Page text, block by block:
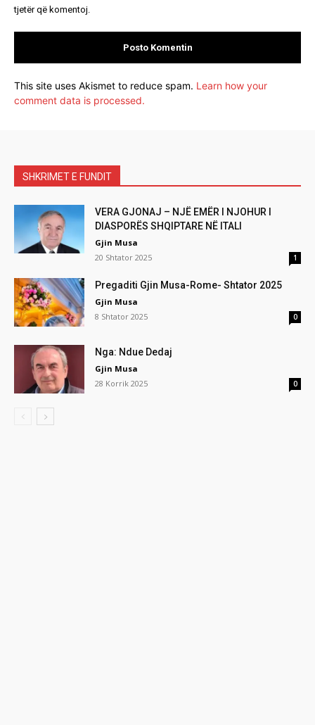
tjetër që komentoj.
This site uses Akismet to reduce spam. Learn how your
comment data is processed.
SHKRIMET E FUNDIT
VERA GJONAJ – NJË EMËR I NJOHUR I
DIASPORËS SHQIPTARE NË ITALI
Gjin Musa
20 Shtator 2025
1
Pregaditi Gjin Musa-Rome- Shtator 2025
Gjin Musa
8 Shtator 2025
0
Nga: Ndue Dedaj
Gjin Musa
28 Korrik 2025
0